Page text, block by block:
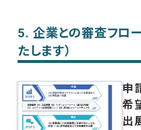
5. 企業との審査フロ
たします）
申
希
出